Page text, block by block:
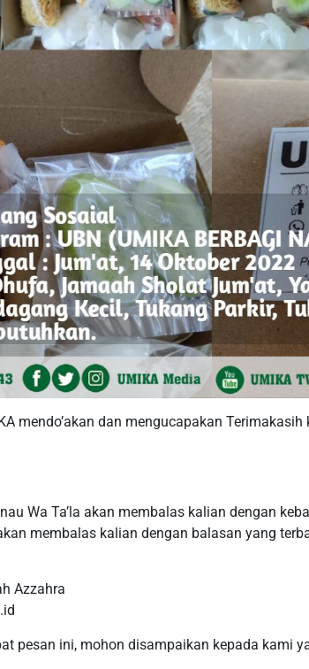
mendo’akan dan mengucapakan
Wa Ta’la akan membalas kalian dengan
membalas kalian dengan balasan yang
Azzahra
pesan ini, mohon disampaikan kepada kami